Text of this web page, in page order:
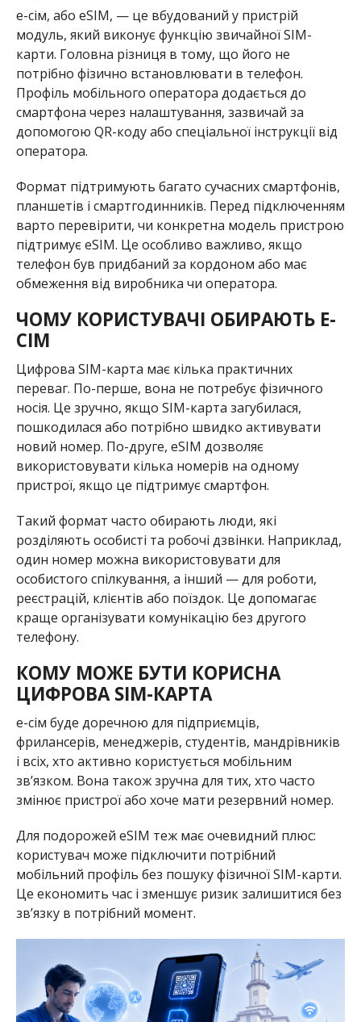
e-сім, або eSIM, — це вбудований у пристрій
модуль, який виконує функцію звичайної SIM-
карти. Головна різниця в тому, що його не
потрібно фізично встановлювати в телефон.
Профіль мобільного оператора додається до
смартфона через налаштування, зазвичай за
допомогою QR-коду або спеціальної інструкції від
оператора.
Формат підтримують багато сучасних смартфонів,
планшетів і смартгодинників. Перед підключенням
варто перевірити, чи конкретна модель пристрою
підтримує eSIM. Це особливо важливо, якщо
телефон був придбаний за кордоном або має
обмеження від виробника чи оператора.
ЧОМУ КОРИСТУВАЧІ ОБИРАЮТЬ E-
СІМ
Цифрова SIM-карта має кілька практичних
переваг. По-перше, вона не потребує фізичного
носія. Це зручно, якщо SIM-карта загубилася,
пошкодилася або потрібно швидко активувати
новий номер. По-друге, eSIM дозволяє
використовувати кілька номерів на одному
пристрої, якщо це підтримує смартфон.
Такий формат часто обирають люди, які
розділяють особисті та робочі дзвінки. Наприклад,
один номер можна використовувати для
особистого спілкування, а інший — для роботи,
реєстрацій, клієнтів або поїздок. Це допомагає
краще організувати комунікацію без другого
телефону.
КОМУ МОЖЕ БУТИ КОРИСНА
ЦИФРОВА SIM-КАРТА
e-сім буде доречною для підприємців,
фрилансерів, менеджерів, студентів, мандрівників
і всіх, хто активно користується мобільним
зв’язком. Вона також зручна для тих, хто часто
змінює пристрої або хоче мати резервний номер.
Для подорожей eSIM теж має очевидний плюс:
користувач може підключити потрібний
мобільний профіль без пошуку фізичної SIM-карти.
Це економить час і зменшує ризик залишитися без
зв’язку в потрібний момент.